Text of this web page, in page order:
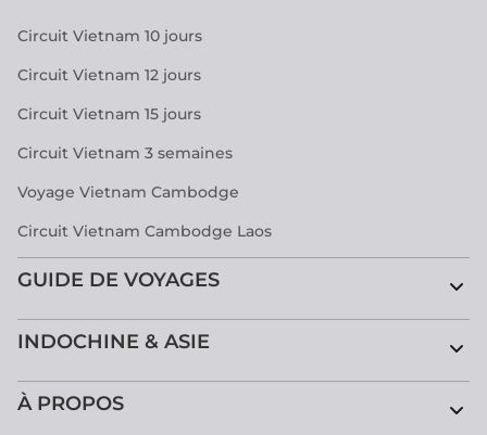
Circuit Vietnam 10 jours
Circuit Vietnam 12 jours
Circuit Vietnam 15 jours
Circuit Vietnam 3 semaines
Voyage Vietnam Cambodge
Circuit Vietnam Cambodge Laos
GUIDE DE VOYAGES
INDOCHINE & ASIE
À PROPOS